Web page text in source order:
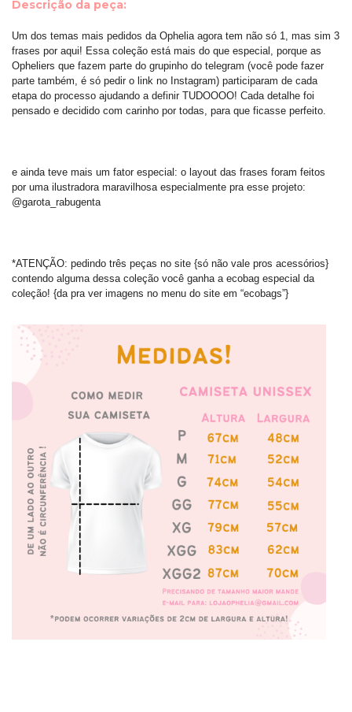
Descrição da peça:
Um dos temas mais pedidos da Ophelia agora tem não só 1, mas sim 3
frases por aqui! Essa coleção está mais do que especial, porque as
Opheliers que fazem parte do grupinho do telegram (você pode fazer
parte também, é só pedir o link no Instagram) participaram de cada
etapa do processo ajudando a definir TUDOOOO! Cada detalhe foi
pensado e decidido com carinho por todas, para que ficasse perfeito.
e ainda teve mais um fator especial: o layout das frases foram feitos
por uma ilustradora maravilhosa especialmente pra esse projeto:
@garota_rabugenta
*ATENÇÃO: pedindo três peças no site {só não vale pros acessórios}
contendo alguma dessa coleção você ganha a ecobag especial da
coleção! {da pra ver imagens no menu do site em “ecobags”}